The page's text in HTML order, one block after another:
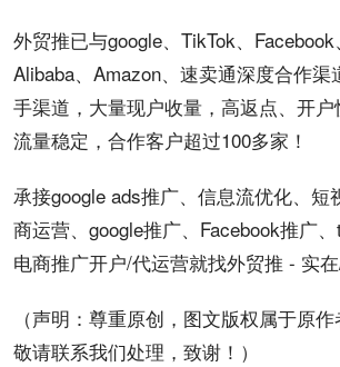
外贸推已与google、 TikTok、 Facebook
Alibaba、Amazon、速卖通深度合作渠
手渠道，大量现户收量， 高返点、 开户
流量稳定，合作客户超过100多家！
承接google ads推广、 信息流优化、短
商运营、google推广、Facebook推广
电商推广开户/代运营就找外贸推 - 实
（声明：尊重原创，图文版权属于原
敬请联系我们处理，致谢！）